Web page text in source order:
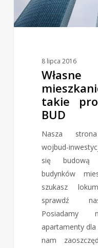
8 lipca 2016
Własne
takie
BUD
Nasza
wojbud-
się budową
budynków
szukasz
sprawdź
Posiadamy
apartamenty dla
nam